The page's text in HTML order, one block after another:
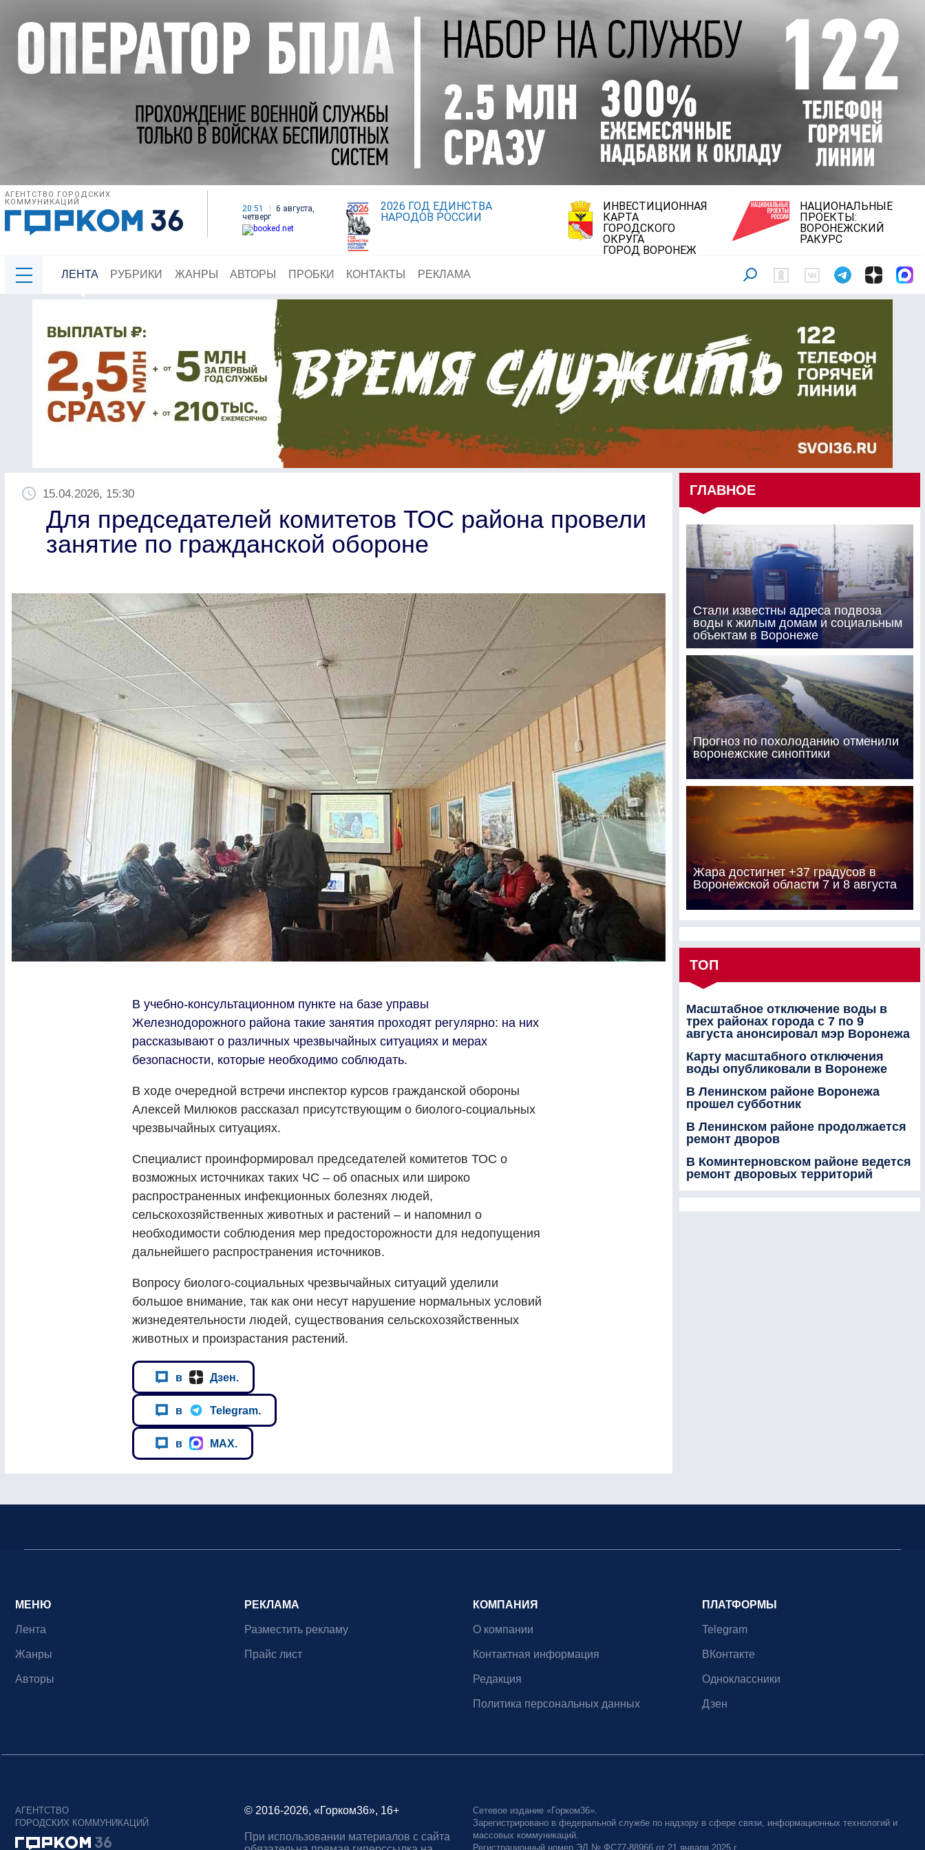
АГЕНТСТВО ГОРОДСКИХ
КОММУНИКАЦИЙ
20:51
6 августа,
четверг
2026 ГОД ЕДИНСТВА
НАРОДОВ РОССИИ
ИНВЕСТИЦИОННАЯ
КАРТА
ГОРОДСКОГО
ОКРУГА
ГОРОД ВОРОНЕЖ
НАЦИОНАЛЬНЫЕ
ПРОЕКТЫ:
ВОРОНЕЖСКИЙ
РАКУРС
ЛЕНТА РУБРИКИ ЖАНРЫ АВТОРЫ ПРОБКИ КОНТАКТЫ РЕКЛАМА
15.04.2026, 15:30
Для председателей комитетов ТОС района провели
занятие по гражданской обороне
В учебно-консультационном пункте на базе управы
Железнодорожного района такие занятия проходят регулярно: на них
рассказывают о различных чрезвычайных ситуациях и мерах
безопасности, которые необходимо соблюдать.
В ходе очередной встречи инспектор курсов гражданской обороны
Алексей Милюков рассказал присутствующим о биолого-социальных
чрезвычайных ситуациях.
Специалист проинформировал председателей комитетов ТОС о
возможных источниках таких ЧС – об опасных или широко
распространенных инфекционных болезнях людей,
сельскохозяйственных животных и растений – и напомнил о
необходимости соблюдения мер предосторожности для недопущения
дальнейшего распространения источников.
Вопросу биолого-социальных чрезвычайных ситуаций уделили
большое внимание, так как они несут нарушение нормальных условий
жизнедеятельности людей, существования сельскохозяйственных
животных и произрастания растений.
в Дзен.
в Telegram.
в MAX.
ГЛАВНОЕ
Стали известны адреса подвоза
воды к жилым домам и социальным
объектам в Воронеже
Прогноз по похолоданию отменили
воронежские синоптики
Жара достигнет +37 градусов в
Воронежской области 7 и 8 августа
ТОП
Масштабное отключение воды в
трех районах города с 7 по 9
августа анонсировал мэр Воронежа
Карту масштабного отключения
воды опубликовали в Воронеже
В Ленинском районе Воронежа
прошел субботник
В Ленинском районе продолжается
ремонт дворов
В Коминтерновском районе ведется
ремонт дворовых территорий
МЕНЮ
Лента
Жанры
Авторы
РЕКЛАМА
Разместить рекламу
Прайс лист
КОМПАНИЯ
О компании
Контактная информация
Редакция
Политика персональных данных
ПЛАТФОРМЫ
Telegram
ВКонтакте
Одноклассники
Дзен
АГЕНТСТВО
ГОРОДСКИХ КОММУНИКАЦИЙ
© 2016-2026, «Горком36», 16+
При использовании материалов с сайта
Сетевое издание «Горком36».
Зарегистрировано в федеральной службе по надзору в сфере связи, информационных технологий и
массовых коммуникаций.
Регистрационный номер ЭЛ № ФС77-88966 от 21 января 2025 г.